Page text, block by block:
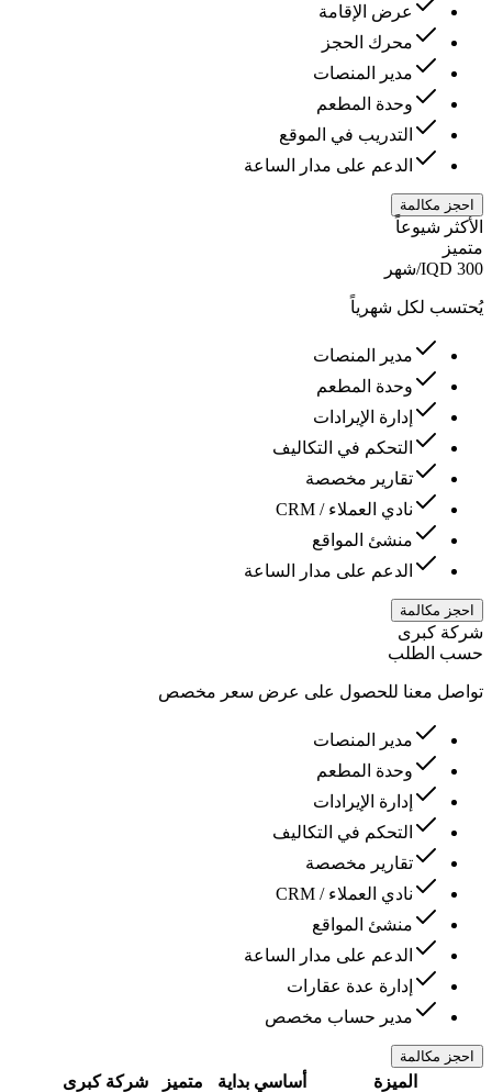
عرض الإقامة
محرك الحجز
مدیر المنصات
وحدة المطعم
التدريب في الموقع
الدعم على مدار الساعة
احجز مكالمة
الأكثر شيوعاً
متميز
IQD 300
/شهر
يُحتسب لكل شهرياً
مدیر المنصات
وحدة المطعم
إدارة الإيرادات
التحكم في التكاليف
تقارير مخصصة
نادي العملاء / CRM
منشئ المواقع
الدعم على مدار الساعة
احجز مكالمة
شركة كبرى
حسب الطلب
تواصل معنا للحصول على عرض سعر مخصص
مدیر المنصات
وحدة المطعم
إدارة الإيرادات
التحكم في التكاليف
تقارير مخصصة
نادي العملاء / CRM
منشئ المواقع
الدعم على مدار الساعة
إدارة عدة عقارات
مدير حساب مخصص
احجز مكالمة
الميزة أساسي بداية متميز
شركة كبرى